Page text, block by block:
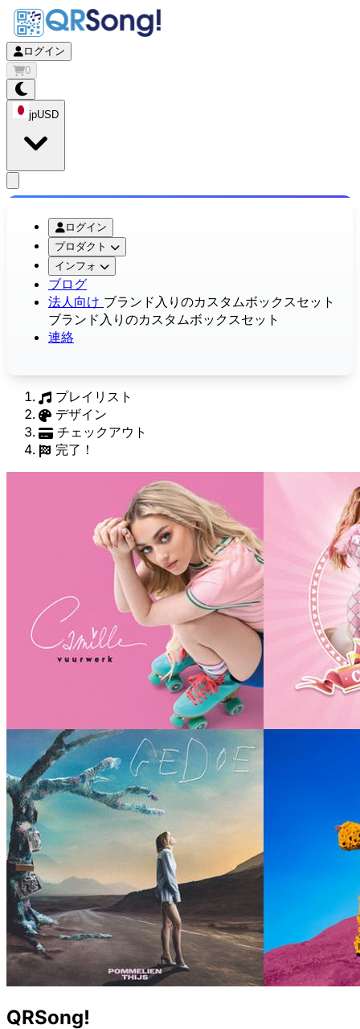
ログイン
0
jpUSD
ログイン
プロダクト
インフォ
ブログ
法人向け ブランド入りのカスタムボックスセット
ブランド入りのカスタムボックスセット
連絡
プレイリスト
デザイン
チェックアウト
完了！
QRSong!